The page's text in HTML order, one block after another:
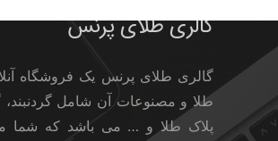
گالری طلای پرنس
گالری طلای پرنس یک فروشگاه
طلا و مصنوعات آن شامل گردنبند،
پلاک طلا و … می باشد که شما